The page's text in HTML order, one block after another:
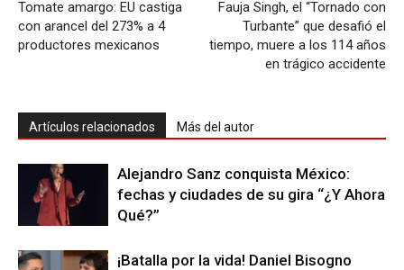
Tomate amargo: EU castiga
con arancel del 273% a 4
productores mexicanos
Fauja Singh, el “Tornado con
Turbante” que desafió el
tiempo, muere a los 114 años
en trágico accidente
Artículos relacionados Más del autor
Alejandro Sanz conquista México:
fechas y ciudades de su gira “¿Y Ahora
Qué?”
¡Batalla por la vida! Daniel Bisogno